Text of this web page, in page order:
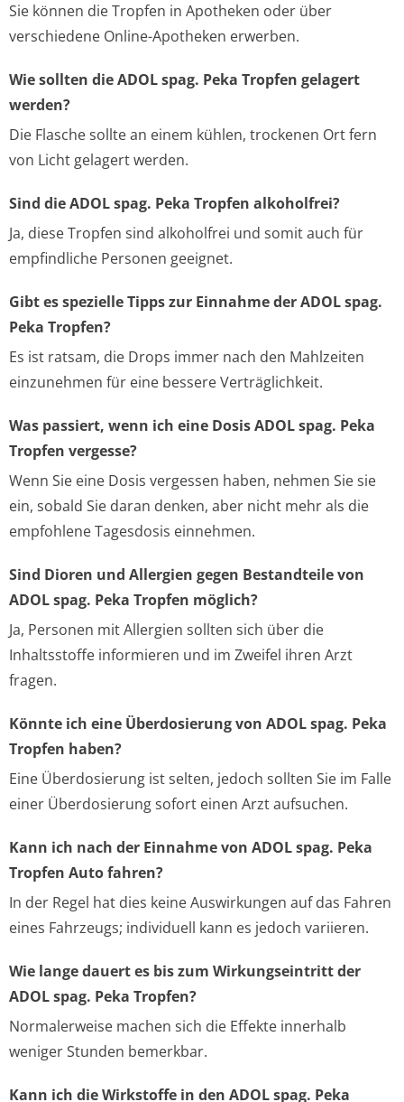
Sie können die Tropfen in Apotheken oder über
verschiedene Online-Apotheken erwerben.
Wie sollten die ADOL spag. Peka Tropfen gelagert
werden?
Die Flasche sollte an einem kühlen, trockenen Ort fern
von Licht gelagert werden.
Sind die ADOL spag. Peka Tropfen alkoholfrei?
Ja, diese Tropfen sind alkoholfrei und somit auch für
empfindliche Personen geeignet.
Gibt es spezielle Tipps zur Einnahme der ADOL spag.
Peka Tropfen?
Es ist ratsam, die Drops immer nach den Mahlzeiten
einzunehmen für eine bessere Verträglichkeit.
Was passiert, wenn ich eine Dosis ADOL spag. Peka
Tropfen vergesse?
Wenn Sie eine Dosis vergessen haben, nehmen Sie sie
ein, sobald Sie daran denken, aber nicht mehr als die
empfohlene Tagesdosis einnehmen.
Sind Dioren und Allergien gegen Bestandteile von
ADOL spag. Peka Tropfen möglich?
Ja, Personen mit Allergien sollten sich über die
Inhaltsstoffe informieren und im Zweifel ihren Arzt
fragen.
Könnte ich eine Überdosierung von ADOL spag. Peka
Tropfen haben?
Eine Überdosierung ist selten, jedoch sollten Sie im Falle
einer Überdosierung sofort einen Arzt aufsuchen.
Kann ich nach der Einnahme von ADOL spag. Peka
Tropfen Auto fahren?
In der Regel hat dies keine Auswirkungen auf das Fahren
eines Fahrzeugs; individuell kann es jedoch variieren.
Wie lange dauert es bis zum Wirkungseintritt der
ADOL spag. Peka Tropfen?
Normalerweise machen sich die Effekte innerhalb
weniger Stunden bemerkbar.
Kann ich die Wirkstoffe in den ADOL spag. Peka